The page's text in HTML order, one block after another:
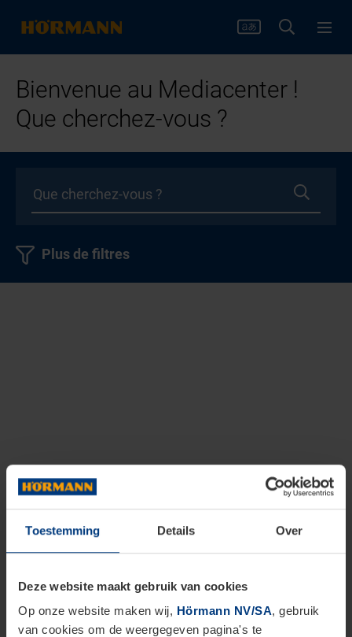
Toestemming Details Over
Deze website maakt gebruik van cookies
Op onze website maken wij, Hörmann NV/SA, gebruik
van cookies om de weergegeven pagina's te
Bienvenue au Mediacenter !
Que cherchez-vous ?
Plus de filtres